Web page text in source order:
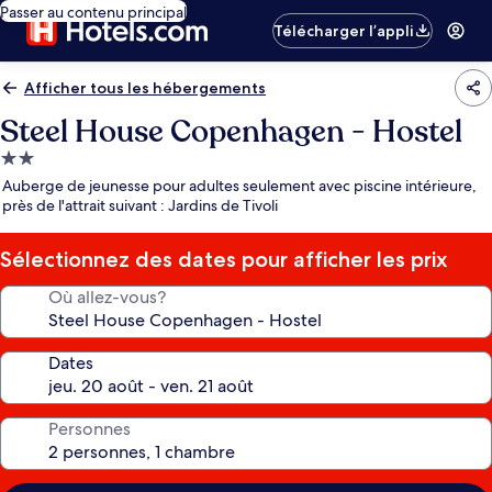
Passer au contenu principal
Télécharger l’appli
Afficher tous les hébergements
Steel House Copenhagen - Hostel
Hébergement
2.0 étoiles
Auberge de jeunesse pour adultes seulement avec piscine intérieure,
près de l'attrait suivant : Jardins de Tivoli
Sélectionnez des dates pour afficher les prix
Où allez-vous?
Dates
Personnes